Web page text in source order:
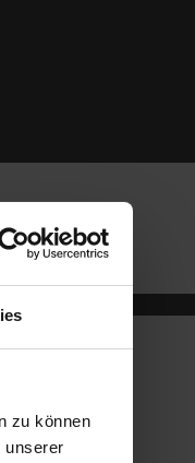
zu können
unserer